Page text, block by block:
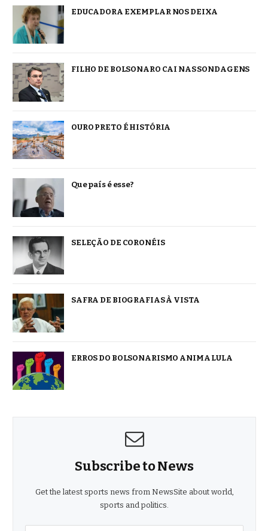
EDUCADORA EXEMPLAR NOS DEIXA
FILHO DE BOLSONARO CAI NAS SONDAGENS
OURO PRETO É HISTÓRIA
Que país é esse?
SELEÇÃO DE CORONÉIS
SAFRA DE BIOGRAFIAS À VISTA
ERROS DO BOLSONARISMO ANIMA LULA
Subscribe to News
Get the latest sports news from NewsSite about world,
sports and politics.